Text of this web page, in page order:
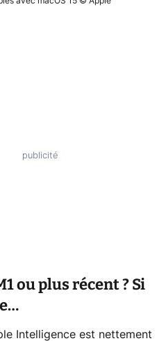
ou plus récent ? Si
Intelligence est nettement